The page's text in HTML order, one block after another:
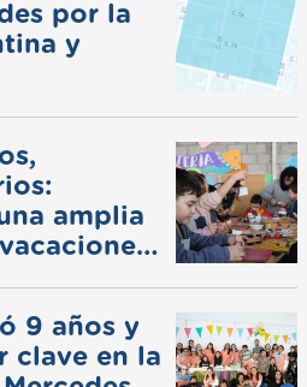
por la
y
amplia
9 años y
clave en la